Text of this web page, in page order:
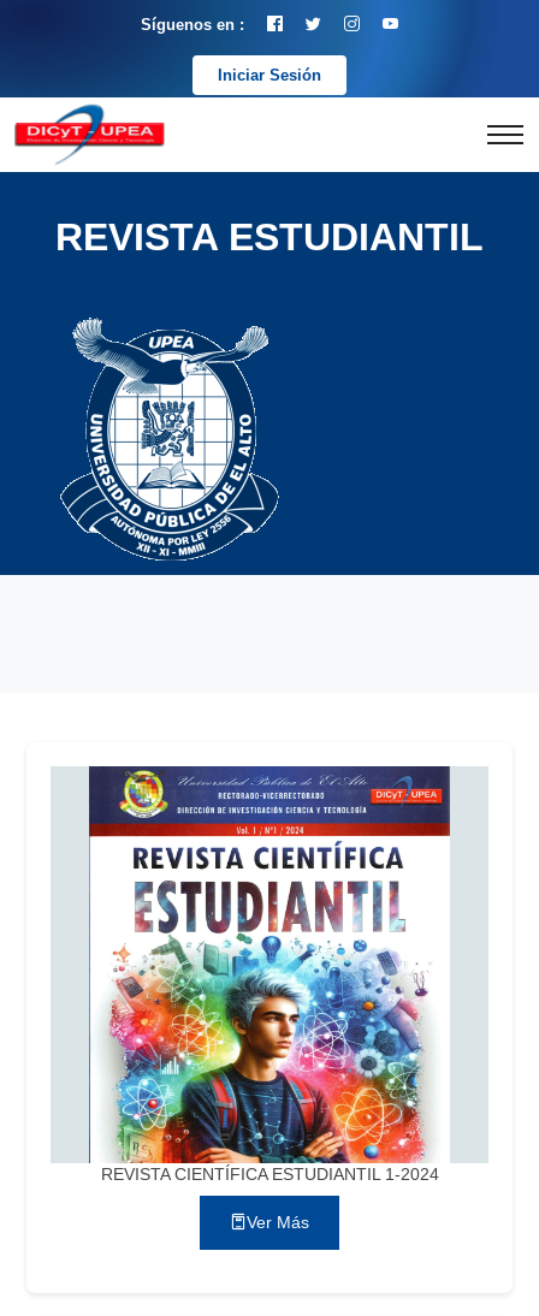
Síguenos en :
Iniciar Sesión
REVISTA ESTUDIANTIL
REVISTA CIENTÍFICA ESTUDIANTIL 1-2024
Ver Más